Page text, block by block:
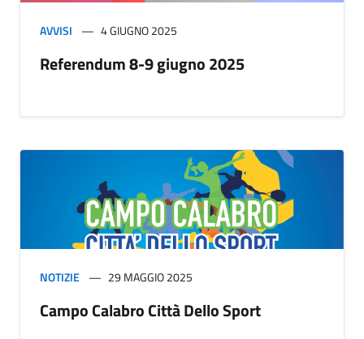
AVVISI 4 GIUGNO 2025
Referendum 8-9 giugno 2025
NOTIZIE 29 MAGGIO 2025
Campo Calabro Città Dello Sport